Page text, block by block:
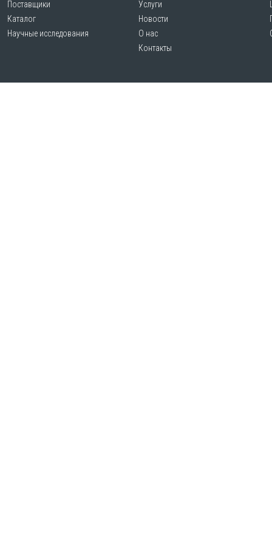
Поставщики
Каталог
Научные исследования
Услуги
Новости
О нас
Контакты